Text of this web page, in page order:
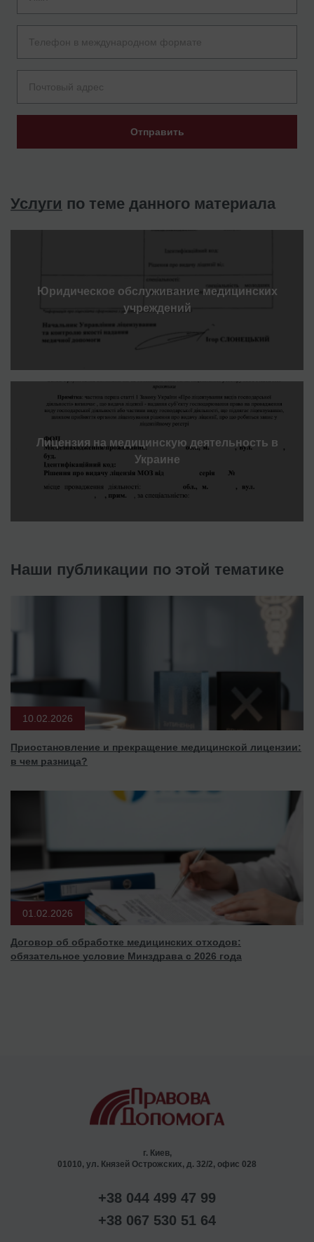
Отправить
Услуги по теме данного материала
Юридическое обслуживание медицинских
учреждений
Лицензия на медицинскую деятельность в
Украине
Наши публикации по этой тематике
10.02.2026
Приостановление и прекращение медицинской лицензии:
в чем разница?
01.02.2026
Договор об обработке медицинских отходов:
обязательное условие Минздрава с 2026 года
г. Киев,
01010, ул. Князей Острожских, д. 32/2, офис 028
+38 044 499 47 99
+38 067 530 51 64